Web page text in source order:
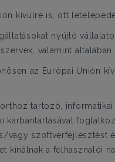
kívülre is, ott
nyújtó
valamint
az Európai Unión
tartozó,
karbantartásával
vagy szoftverfejlesztést
kínálnak a felhasználói